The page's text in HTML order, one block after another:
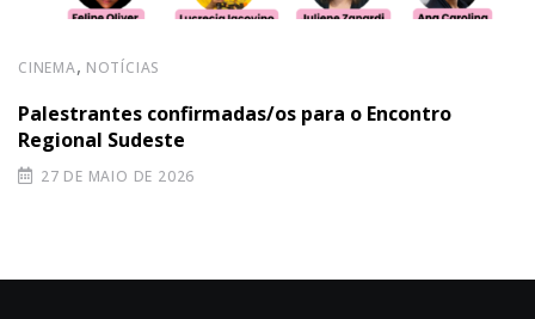
CINEMA, NOTÍCIAS
Palestrantes confirmadas/os para o Encontro
Regional Sudeste
27 DE MAIO DE 2026